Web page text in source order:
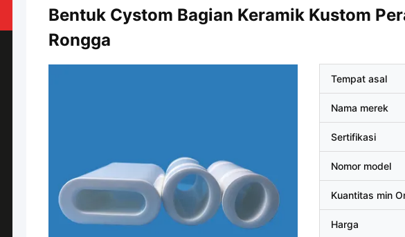
Bentuk Cystom Bagian Keramik Kustom
Rongga
Tempat asal
Nama merek
Sertifikasi
Nomor model
Kuantitas min
Harga